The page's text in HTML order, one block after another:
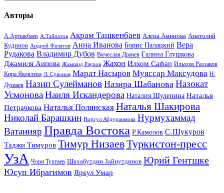
Авторы
А.Артыкбаев А.Тайпатов Акрам Ташкенбаев Алена Аминова Анатолий
Кудинов Андрей Филатов Анна Иванова Борис Палацкий Вера
Рудакова Владимир Дубов Вячеслав Драчев Галина Глушкова
Джамиля Аипова Жамшид Раупов Жахон Илхом Сафар Ильхом Раззаков
Кира Яковлева Л. Сувонов Марат Насыров Муяссар Максудова Н.
Душаев Назип Сулейманов Назира Шабанова Назокат
УсмоноваНаиля Искандерова Наталия Шулепина Наталья
Петрачкова Наталья Полянская Наталья Шакирова
Николай Барашкин Норгул Абдураимова Нурмухаммад
Ватанияр Правда Востока Р.Камолов С.Шукуров
Таджи Тимуров Тимур НизаевТуркистон-пресс
УзА Чори Тухтаев Шахабутдин Зайнутдинов Юрий Гентшке
Юсуп Ибрагимов Яркул Умар